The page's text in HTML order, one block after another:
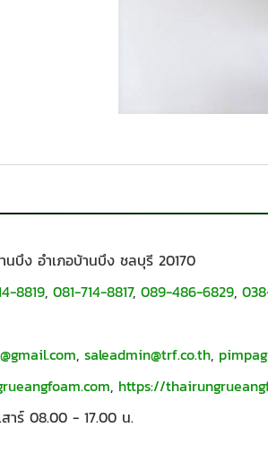
บึง อำเภอบ้านบึง ชลบุรี 20170
8819, 081-714-8817, 089-486-6829,
, saleadmin@trf.co.th,
, https://
าร์ 08.00 - 17.00 น.